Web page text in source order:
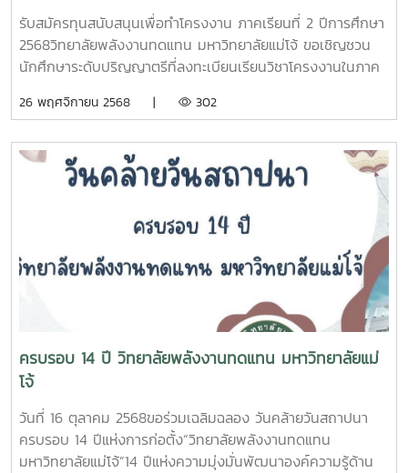
รับสมัครทุนสนับสนุนเพื่อทำโครงงาน ภาคเรียนที่ 2 ปีการศึกษา
2568วิทยาลัยพลังงานทดแทน มหาวิทยาลัยแม่โจ้ ขอเชิญชวน
นักศึกษาระดับปริญญาตรีที่ลงทะเบียนเรียนวิชาโครงงานในภาค
รายละเอียดทุน: ทุนละ 1,500 บาท (หนึ่งพันห้าร้อยบาท
พลังงานทดแทน มหาวิทยาลัยแม่โจ้ - ลงทะเบียนเรียนวิชาโครง
งานในภาคการศึกษาที่ 2 ปีการศึกษา 2568 - มีความประพฤติ
นักศึกษาที่ได้รับทุนจะต้องมา ช่วยงานเป็นนักศึกษาช่วยงาน ตาม
ที่วิทยาลัยกำหนด ข้อจำกัด: นักศึกษามีสิทธิรับทุนได้คนละไม่เกิน
หนึ่งครั้งตลอดการศึกษาจนจบหลักสูตรกำหนดการและวิธีการ
สมัคร: สิ้นสุดการรับสมัคร: วันที่ 3 ธันวาคม 2568 (ในวันจันทร์
- ศุกร์ ระหว่างเวลา 08.30 – 16.30 น. ยกเว้นวันหยุดราชการ)
การ Download ใบสมัคร: Download ได้ที่
www.renewable.mju.ac.thสถานที่ส่งใบสมัคร: กล่องรับใบ
สมัครหน้าห้องสำนักงาน ชั้น 3 อาคารเรียนและปฏิบัติการ
พลังงานทดแทนหลักฐานที่ใช้ในการสมัคร: ใบสมัครที่กรอก
สมบูรณ์พร้อมติดรูปขนาด 1 นิ้ว จำนวน 1 รูป (สามารถปริ้นรูปที่
ถ่ายเองได้) สำเนาบัตรประจำตัวนักศึกษา จำนวน 1 ชุด พร้อม
รับรองสำเนาถูกต้องการประกาศผล: วิทยาลัยพลังงานทดแทน
26 พฤศจิกายน 2568 | 302
ครบรอบ 14 ปี วิทยาลัยพลังงานทดแทน มหาวิทยาลัยแม่
โจ้
วันที่ 16 ตุลาคม 2568ขอร่วมเฉลิมฉลอง วันคล้ายวันสถาปนา
ครบรอบ 14 ปีแห่งการก่อตั้ง“วิทยาลัยพลังงานทดแทน
มหาวิทยาลัยแม่โจ้”14 ปีแห่งความมุ่งมั่นพัฒนาองค์ความรู้ด้าน